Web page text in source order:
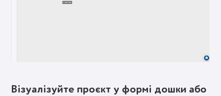
Візуалізуйте проєкт у формі дошки або